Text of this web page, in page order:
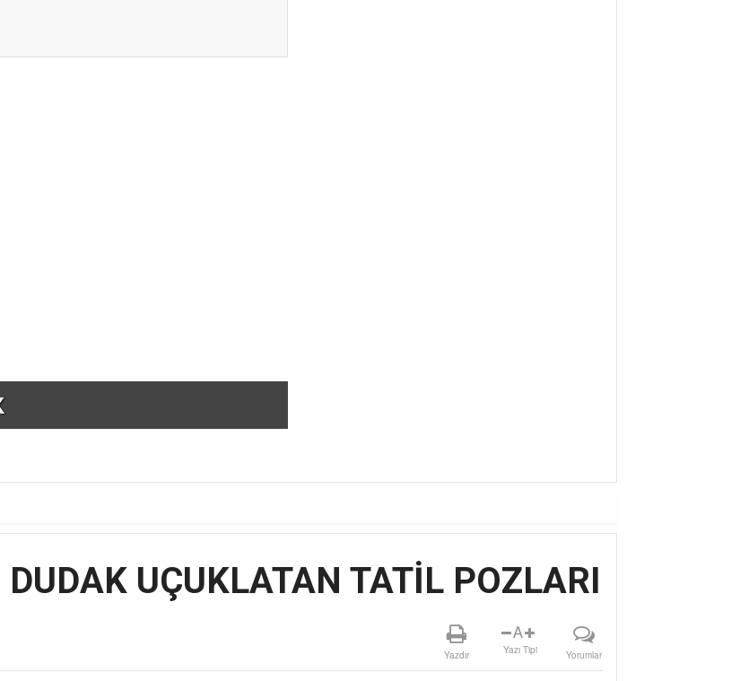
UÇUKLATAN TATİL POZLARI
Yazdır
A
Yazı Tipi Yorumlar